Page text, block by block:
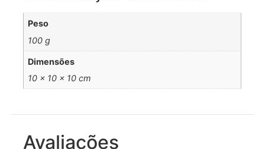
Peso
100 g
Dimensões
10 × 10 × 10 cm
Avaliações